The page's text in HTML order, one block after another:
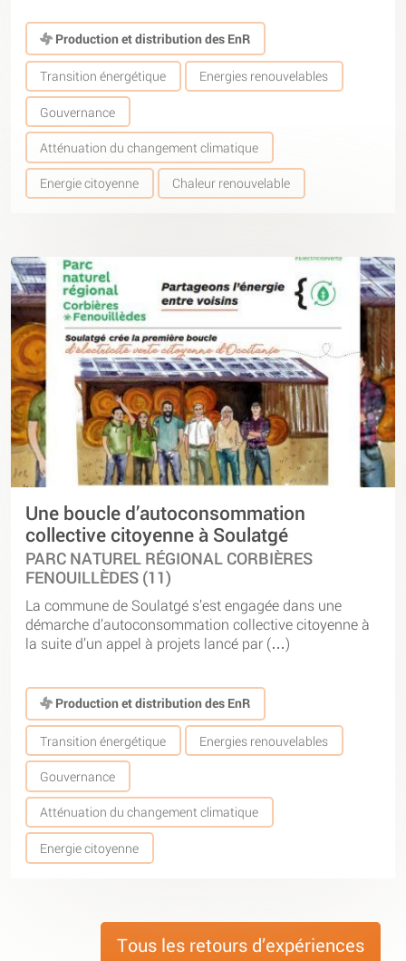
Production et distribution des EnR
Transition énergétique Energies renouvelables
Gouvernance
Atténuation du changement climatique
Energie citoyenne Chaleur renouvelable
Une boucle d’autoconsommation
collective citoyenne à Soulatgé
PARC NATUREL RÉGIONAL CORBIÈRES
FENOUILLÈDES (11)
La commune de Soulatgé s’est engagée dans une
démarche d’autoconsommation collective citoyenne à
la suite d’un appel à projets lancé par (…)
Production et distribution des EnR
Transition énergétique Energies renouvelables
Gouvernance
Atténuation du changement climatique
Energie citoyenne
Tous les retours d’expériences